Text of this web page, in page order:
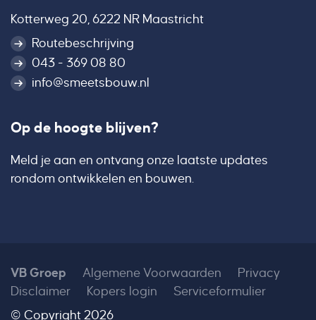
Kotterweg 20, 6222 NR Maastricht
Routebeschrijving
043 - 369 08 80
info@smeetsbouw.nl
Op de hoogte blijven?
Meld je aan en ontvang onze laatste updates
rondom ontwikkelen en bouwen.
VB Groep Algemene Voorwaarden
Privacy
Disclaimer
Kopers login
Serviceformulier
© Copyright 2026